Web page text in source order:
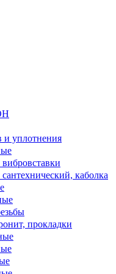
и уплотнения
каболка
прокладки